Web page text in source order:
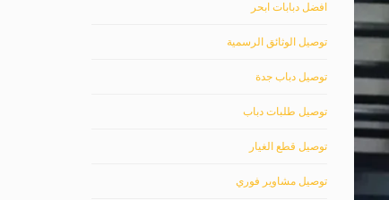
افضل دبابات ابحر
توصيل الوثائق الرسمية
توصيل دباب جدة
توصيل طلبات دباب
توصيل قطع الغيار
توصيل مشاوير فوري